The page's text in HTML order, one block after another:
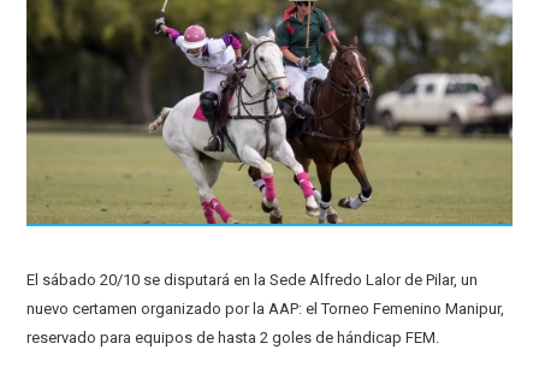
El sábado 20/10 se disputará en la Sede Alfredo Lalor de Pilar, un
nuevo certamen organizado por la AAP: el Torneo Femenino Manipur,
reservado para equipos de hasta 2 goles de hándicap FEM.